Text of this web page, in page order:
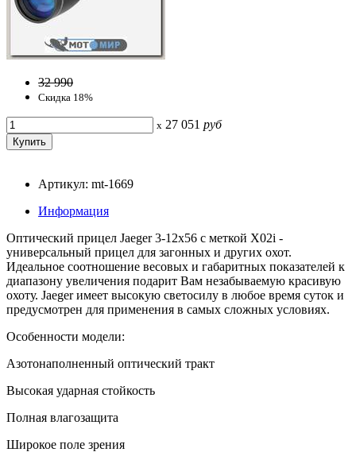
32 990
Скидка 18%
x 27 051 руб
Артикул: mt-1669
Информация
Оптический прицел Jaeger 3-12x56 с меткой X02i -
универсальный прицел для загонных и других охот.
Идеальное соотношение весовых и габаритных показателей к
диапазону увеличения подарит Вам незабываемую красивую
охоту. Jaeger имеет высокую светосилу в любое время суток и
предусмотрен для применения в самых сложных условиях.
Особенности модели:
Азотонаполненный оптический тракт
Высокая ударная стойкость
Полная влагозащита
Широкое поле зрения